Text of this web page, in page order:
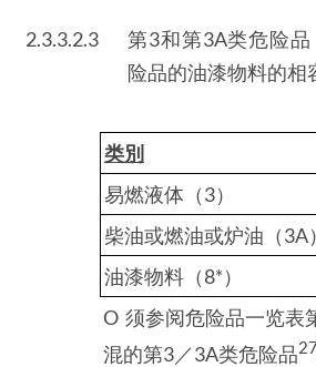
2.3.3.2.3
第3和第3A类危险
险品的油漆物料的相
类別
易燃液体（3）
柴油或燃油或炉油（3A）
油漆物料（8*）
O 须参阅危险品一览表
混的第3／3A类危险品27